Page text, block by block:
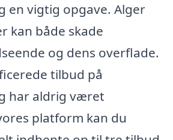
en vigtig opgave. Alger
kan både skade
og dens overflade.
tilbud på
har aldrig været
platform kan du